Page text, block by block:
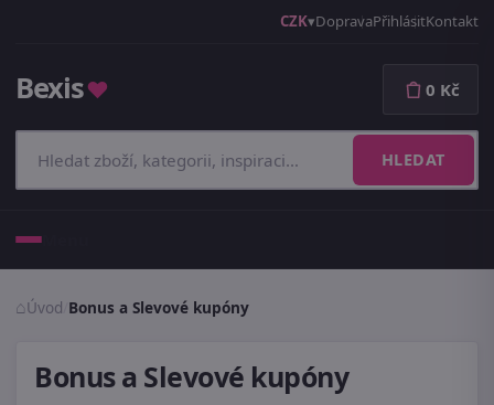
CZK DopravaPřihlásitKontakt
Bexis♥
HLEDAT
0 Kč
Úvod Bonus a Slevové kupóny
Bonus a Slevové kupóny